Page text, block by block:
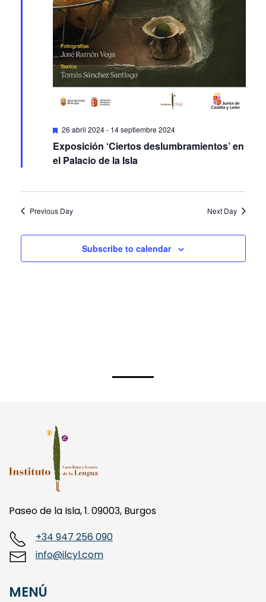
Featured
26 abril 2024- 14 septiembre 2024
Exposición ‘Ciertos deslumbramientos’ en
el Palacio de la Isla
Previous Day Next Day
Subscribe to calendar
Paseo de la Isla, 1. 09003, Burgos
+34 947 256 090
info@ilcyl.com
MENÚ